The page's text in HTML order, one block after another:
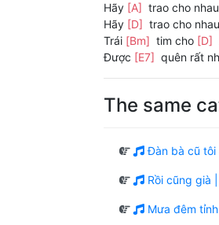
Hãy [A] trao cho
Hãy [D] trao cho
Trái [Bm] tim cho [D]
Được [E7] quên rất
The same
Đàn bà cũ tôi
Rồi cũng già |
Mưa đêm tỉnh